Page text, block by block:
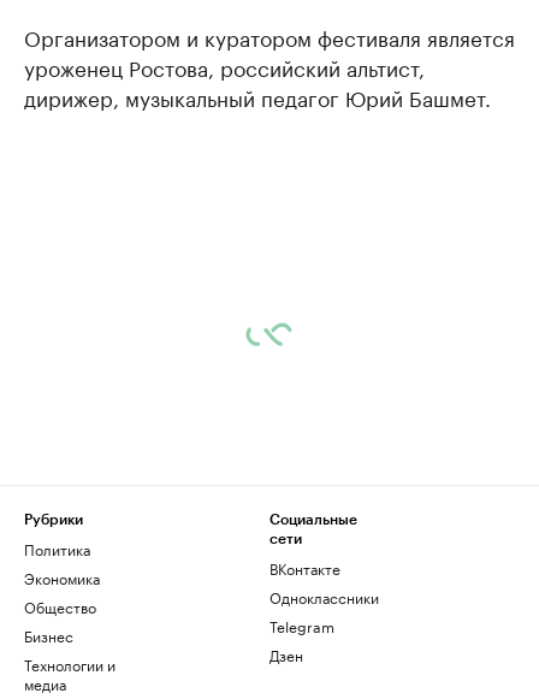
Организатором и куратором фестиваля является
уроженец Ростова, российский альтист,
дирижер, музыкальный педагог Юрий Башмет.
Рубрики
Политика
Экономика
Общество
Бизнес
Технологии и
медиа
Социальные
сети
ВКонтакте
Одноклассники
Telegram
Дзен